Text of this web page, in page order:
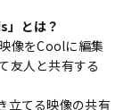
」とは？
像をCoolに編集
友人と共有する
立てる映像の共有